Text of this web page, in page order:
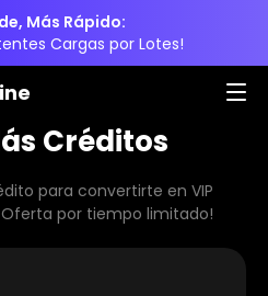
Más Rápido:
Cargas por Lotes!
Créditos
para convertirte en VIP
por tiempo limitado!